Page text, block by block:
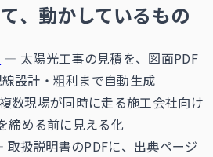
、動かしているもの
— 太陽光工事の見積を、図面PDF
設計・粗利まで自動生成
数現場が同時に走る施工会社向け
締める前に見える化
扱説明書のPDFに、出典ページ